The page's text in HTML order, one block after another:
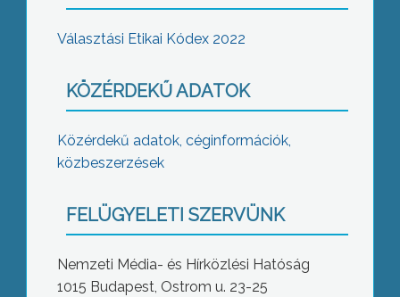
Választási Etikai Kódex 2022
KÖZÉRDEKŰ ADATOK
Közérdekű adatok, céginformációk,
közbeszerzések
FELÜGYELETI SZERVÜNK
Nemzeti Média- és Hírközlési Hatóság
1015 Budapest, Ostrom u. 23-25